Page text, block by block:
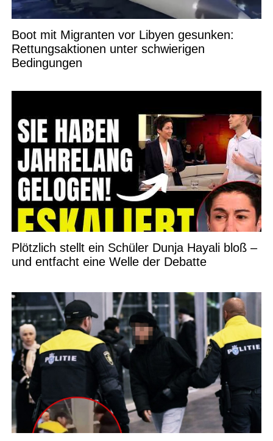
Boot mit Migranten vor Libyen gesunken:
Rettungsaktionen unter schwierigen
Bedingungen
Plötzlich stellt ein Schüler Dunja Hayali bloß –
und entfacht eine Welle der Debatte